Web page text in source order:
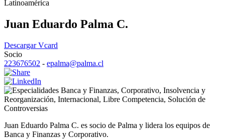
Latinoamérica
Juan Eduardo Palma C.
Descargar Vcard
Socio
223676502 - epalma@palma.cl
Banca y Finanzas, Corporativo, Insolvencia y
Reorganización, Internacional, Libre Competencia, Solución de
Controversias
Juan Eduardo Palma C. es socio de Palma y lidera los equipos de
Banca y Finanzas y Corporativo.